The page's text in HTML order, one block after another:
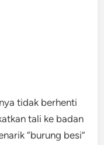
tidak berhenti
tali ke badan
“burung besi”